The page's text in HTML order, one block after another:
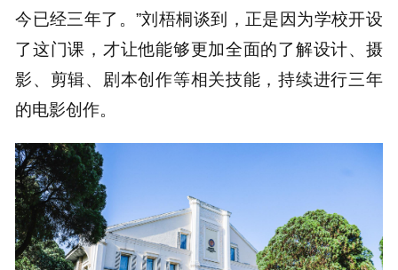
今已经三年了。”刘梧桐谈到，正是因为学校开设
了这门课，才让他能够更加全面的了解设计、摄
影、剪辑、剧本创作等相关技能，持续进行三年
的电影创作。